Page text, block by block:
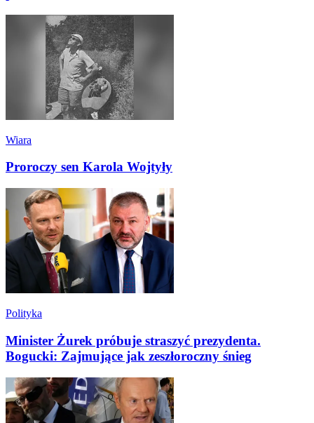
Wiara
Proroczy sen Karola Wojtyły
Polityka
Minister Żurek próbuje straszyć prezydenta.
Bogucki: Zajmujące jak zeszłoroczny śnieg